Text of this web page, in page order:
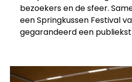
bezoekers en de sfeer.
een Springkussen Festival
gegarandeerd een